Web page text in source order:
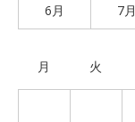
6月 7月
月 火